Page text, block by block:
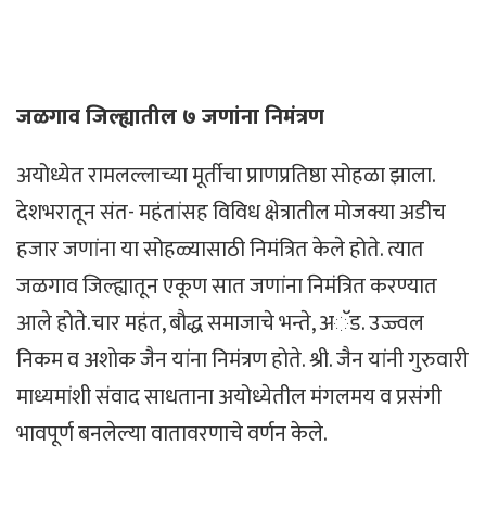
जळगाव जिल्ह्यातील ७ जणांना निमंत्रण
अयोध्येत रामलल्लाच्या मूर्तीचा प्राणप्रतिष्ठा सोहळा झाला.
देशभरातून संत- महंतांसह विविध क्षेत्रातील मोजक्या अडीच
हजार जणांना या सोहळ्यासाठी निमंत्रित केले होते. त्यात
जळगाव जिल्ह्यातून एकूण सात जणांना निमंत्रित करण्यात
आले होते.चार महंत, बौद्ध समाजाचे भन्ते, अॅड. उज्ज्वल
निकम व अशोक जैन यांना निमंत्रण होते. श्री. जैन यांनी गुरुवारी
माध्यमांशी संवाद साधताना अयोध्येतील मंगलमय व प्रसंगी
भावपूर्ण बनलेल्या वातावरणाचे वर्णन केले.